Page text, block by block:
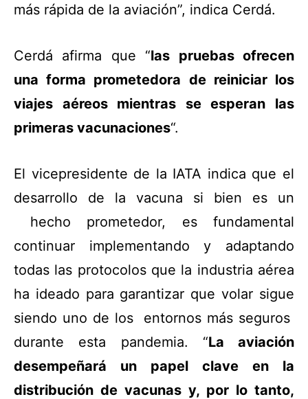
más rápida de la aviación”, indica Cerdá.
Cerdá afirma que “las pruebas ofrecen
una forma prometedora de reiniciar los
viajes aéreos mientras se esperan las
primeras vacunaciones“.
El vicepresidente de la IATA indica que el
desarrollo de la vacuna si bien es un
hecho prometedor, es fundamental
continuar implementando y adaptando
todas las protocolos que la industria aérea
ha ideado para garantizar que volar sigue
siendo uno de los entornos más seguros
durante esta pandemia. “La aviación
desempeñará un papel clave en la
distribución de vacunas y, por lo tanto,